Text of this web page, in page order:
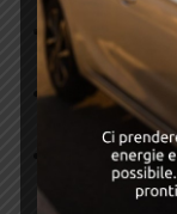
Sedili anteriori
per il
Volante in
profondità.
Sedili
aumentare la